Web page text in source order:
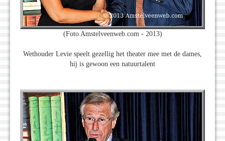
(Foto Amstelveenweb.com - 2013)
Wethouder Levie speelt gezellig het theater mee met de dames,
hij is gewoon een natuurtalent